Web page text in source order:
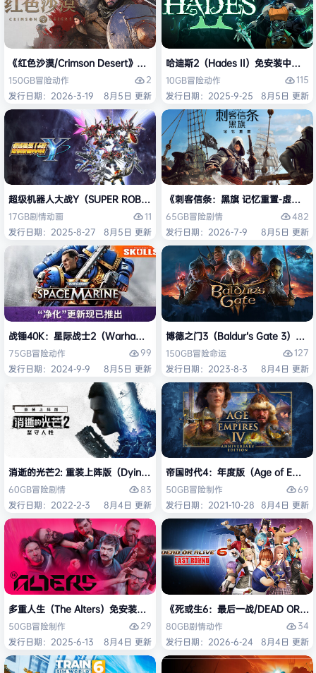
《红色沙漠/Crimson Desert》免安装中文版
150GB冒险动作
2
发行日期：2026-3-19
8月5日 更新
哈迪斯2（Hades II）免安装中文版
10GB冒险动作
115
发行日期：2025-9-25
8月5日 更新
超级机器人大战Y（SUPER ROBOT WARS Y）免安装中文版
17GB剧情动画
11
发行日期：2025-8-27
8月5日 更新
《刺客信条：黑旗 记忆重置-虚拟
65GB冒险剧情
482
发行日期：2026-7-9
8月5日 更新
战锤40K：星际战士2（Warhammer 40,000: Space Marine 2）免安装
75GB冒险动作
99
发行日期：2024-9-9
8月5日 更新
博德之门3（Baldur’s Gate 3）免安
150GB冒险命运
127
发行日期：2023-8-3
8月4日 更新
消逝的光芒2: 重装上阵版（Dying Light 2 Stay Human: Reloaded
60GB冒险剧情
83
发行日期：2022-2-3
8月4日 更新
帝国时代4：年度版（Age of
50GB冒险制作
69
发行日期：2021-10-28 8月4日 更新
多重人生（The Alters）免安装中文版
50GB冒险制作
29
发行日期：2025-6-13
8月4日 更新
《死或生6：最后一战/DEAD OR
80GB剧情动作
34
发行日期：2026-6-24
8月4日 更新